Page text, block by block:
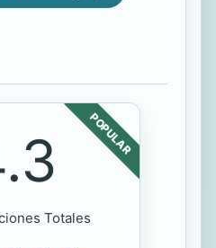
POPULAR
Totales